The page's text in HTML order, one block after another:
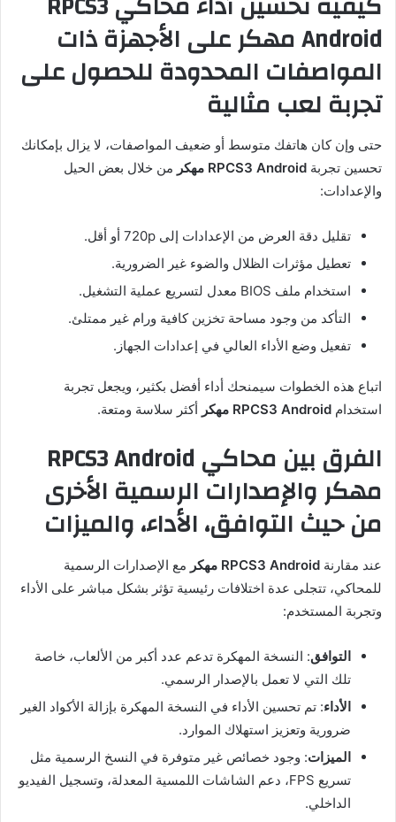
Android مهكر على الأجهزة ذات
المواصفات المحدودة للحصول على
تجربة لعب مثالية
حتى وإن كان هاتفك متوسط أو ضعيف المواصفات، لا يزال بإمكانك
تحسين تجربة RPCS3 Android مهكر
من خلال بعض الحيل
والإعدادات:
تقليل دقة العرض من الإعدادات إلى 720p أو أقل.
تعطيل مؤثرات الظلال والضوء غير الضرورية.
استخدام ملف BIOS معدل لتسريع عملية التشغيل.
التأكد من وجود مساحة تخزين كافية ورام غير ممتلئ.
تفعيل وضع الأداء العالي في إعدادات الجهاز.
اتباع هذه الخطوات سيمنحك أداء أفضل بكثير، ويجعل تجربة
استخدام RPCS3 Android مهكر أكثر سلاسة ومتعة.
الفرق بين محاكي RPCS3 Android
مهكر والإصدارات الرسمية الأخرى
من حيث التوافق، الأداء، والميزات
عند مقارنة RPCS3 Android مهكر
مع الإصدارات الرسمية
للمحاكي، تتجلى عدة اختلافات رئيسية تؤثر بشكل مباشر على الأداء
وتجربة المستخدم:
التوافق: النسخة المهكرة تدعم عدد أكبر من الألعاب، خاصة
تلك التي لا تعمل بالإصدار الرسمي.
الأداء: تم تحسين الأداء في النسخة المهكرة بإزالة الأكواد الغير
ضرورية وتعزيز استهلاك الموارد.
الميزات: وجود خصائص غير متوفرة في النسخ الرسمية مثل
تسريع FPS، دعم الشاشات اللمسية المعدلة، وتسجيل الفيديو
الداخلي.